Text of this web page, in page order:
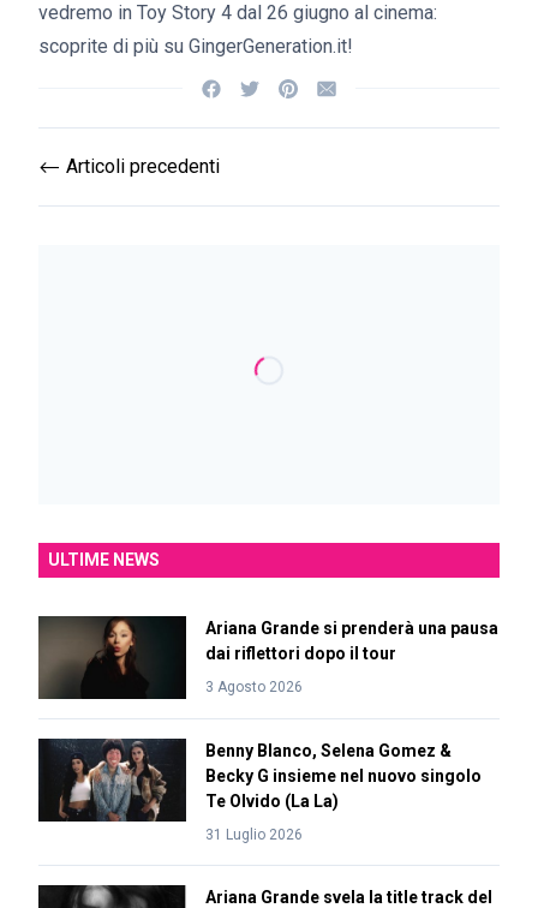
vedremo in Toy Story 4 dal 26 giugno al cinema:
scoprite di più su GingerGeneration.it!
⟵ Articoli precedenti
ULTIME NEWS
Ariana Grande si prenderà una pausa
dai riflettori dopo il tour
3 Agosto 2026
Benny Blanco, Selena Gomez &
Becky G insieme nel nuovo singolo
Te Olvido (La La)
31 Luglio 2026
Ariana Grande svela la title track del